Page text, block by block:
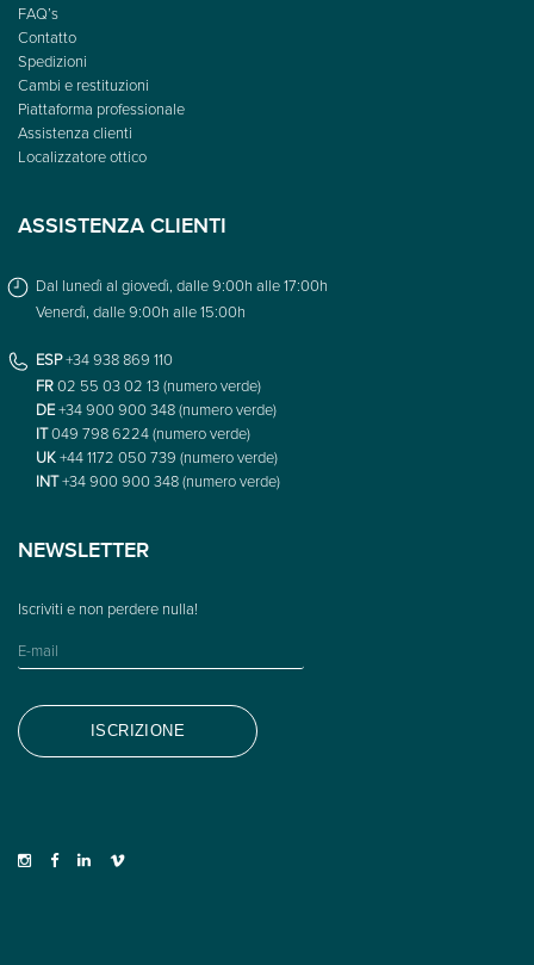
FAQ’s
Contatto
Spedizioni
Cambi e restituzioni
Piattaforma professionale
Assistenza clienti
Localizzatore ottico
ASSISTENZA CLIENTI
Dal lunedì al giovedì, dalle 9:00h alle 17:00h
Venerdì, dalle 9:00h alle 15:00h
ESP+34 938 869 110
FR02 55 03 02 13 (numero verde)
DE+34 900 900 348 (numero verde)
IT049 798 6224 (numero verde)
UK+44 1172 050 739 (numero verde)
INT+34 900 900 348 (numero verde)
NEWSLETTER